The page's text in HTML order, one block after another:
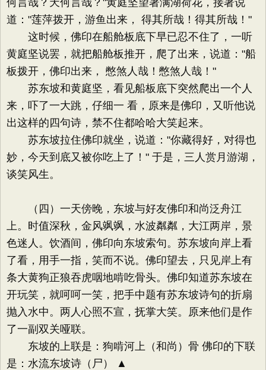
何言哉？天何言哉？"黄庭坚望著满湖荷花，接著说
道："莲萍拨开，游鱼出来， 得其所哉！得其所哉！"
这时候，佛印在船舱板底下早已忍不住了，一听
黄庭坚说罢，就把船舱板推开，爬了出来，说道："船
板拨开，佛印出来， 憋煞人哉！憋煞人哉！"
苏东坡和黄庭坚，看见船板底下突然爬出一个人
来，吓了一大跳，仔细一 看，原来是佛印，又听他说
出这样的四句诗，禁不住都哈哈大笑起来。
苏东坡拉住佛印就坐，说道："你藏得好，对得也
妙，今天到底又被你吃上了！" 于是，三人赏月游湖，
谈笑风生。
（四）一天傍晚，东坡与好友佛印和尚泛舟江
上。时值深秋，金风飒飒，水波粼粼，大江两岸，景
色迷人。饮酒间，佛印向东坡索句。苏东坡向岸上看
了看，用手一指，笑而不说。佛印望去，只见岸上有
条大黄狗正狼吞虎咽地啃吃骨头。佛印知道苏东坡在
开玩笑，就呵呵一笑，把手中题有苏东坡诗句的折扇
抛入水中。两人心照不宣，抚掌大笑。原来他们是作
了一副双关哑联。
东坡的上联是：狗啃河上（和尚）骨 佛印的下联
是：水流东坡诗（尸） ▲